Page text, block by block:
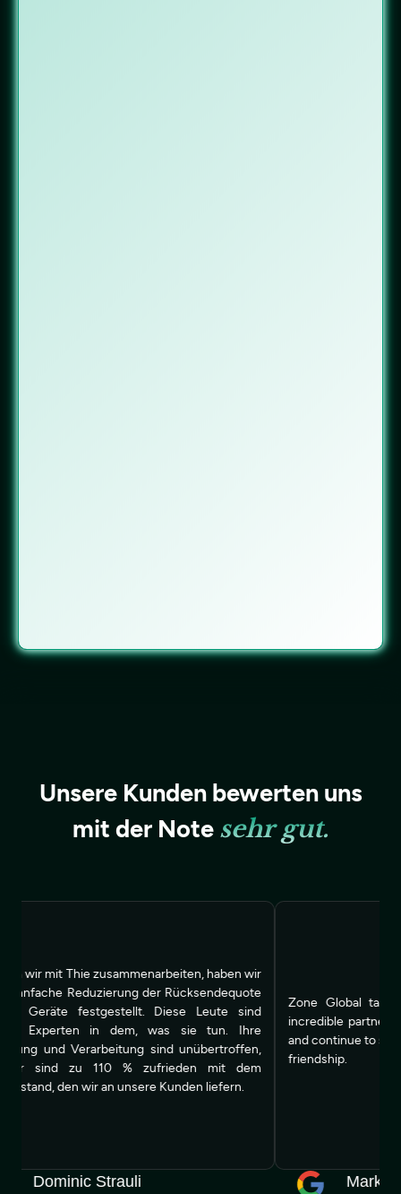
Unsere Kunden bewerten uns
mit der Note sehr gut.
haben wir
der Rücksendequote
Diese Leute sind
was sie tun. Ihre
sind unübertroffen,
zufrieden mit dem
Kunden liefern.
Zone Global takes great pride in
incredible partners. Thie are an
and continue to showcase their ability,
Mark Fermor